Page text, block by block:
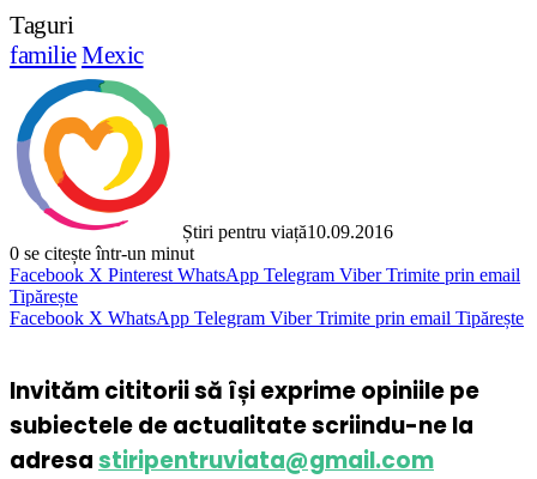
Taguri
familieMexic
Știri pentru viață10.09.2016
0 se citește într-un minut
Facebook X Pinterest WhatsApp Telegram Viber Trimite prin email
Tipărește
Facebook X WhatsApp Telegram Viber Trimite prin email Tipărește
Invităm cititorii să își exprime opiniile pe
subiectele de actualitate scriindu-ne la
adresastiripentruviata@gmail.com